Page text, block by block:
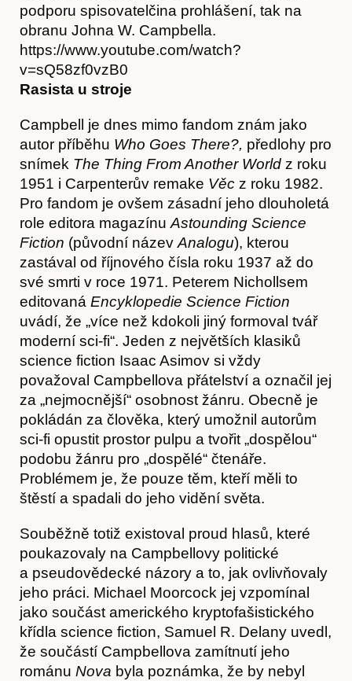
Články
podporu spisovatelčina prohlášení, tak na
obranu Johna W. Campbella.
https://www.youtube.com/watch?
v=sQ58zf0vzB0
Rasista u stroje
Campbell je dnes mimo fandom znám jako
autor příběhu Who Goes There?, předlohy pro
snímek The Thing From Another World z roku
1951 i Carpenterův remake Věc z roku 1982.
Pro fandom je ovšem zásadní jeho dlouholetá
role editora magazínu Astounding Science
Fiction (původní název Analogu), kterou
zastával od říjnového čísla roku 1937 až do
své smrti v roce 1971. Peterem Nichollsem
editovaná Encyklopedie Science Fiction
uvádí, že „více než kdokoli jiný formoval tvář
moderní sci-fi“. Jeden z největších klasiků
science fiction Isaac Asimov si vždy
považoval Campbellova přátelství a označil jej
za „nejmocnější“ osobnost žánru. Obecně je
pokládán za člověka, který umožnil autorům
sci-fi opustit prostor pulpu a tvořit „dospělou“
podobu žánru pro „dospělé“ čtenáře.
Problémem je, že pouze těm, kteří měli to
štěstí a spadali do jeho vidění světa.
Souběžně totiž existoval proud hlasů, které
poukazovaly na Campbellovy politické
a pseudovědecké názory a to, jak ovlivňovaly
jeho práci. Michael Moorcock jej vzpomínal
jako součást amerického kryptofašistického
křídla science fiction, Samuel R. Delany uvedl,
že součástí Campbellova zamítnutí jeho
románu Nova byla poznámka, že by nebyl